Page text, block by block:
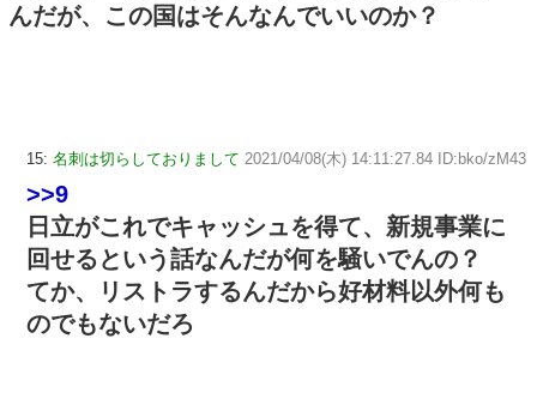
んだが、この国はそんなんでいいのか？
15: 名刺は切らしておりまして 2021/04/08(木) 14:11:27.84 ID:bko/zM43
>>9
日立がこれでキャッシュを得て、新規事業に
回せるという話なんだが何を騒いでんの？
てか、リストラするんだから好材料以外何も
のでもないだろ